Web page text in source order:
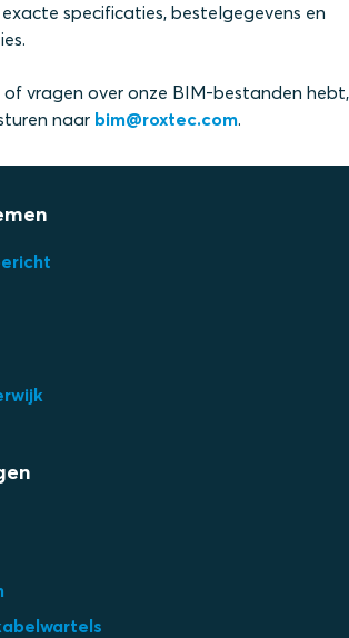
specificaties, bestelgegevens en
of vragen over onze BIM-bestanden hebt,
naar bim@roxtec.com.